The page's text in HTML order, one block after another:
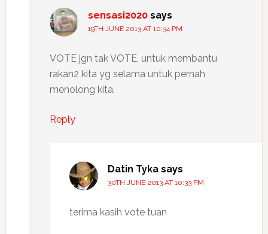
sensasi2020 says
19TH JUNE 2013 AT 10:34 PM
VOTE jgn tak VOTE, untuk membantu
rakan2 kita yg selama untuk pernah
menolong kita.
Reply
Datin Tyka says
30TH JUNE 2013 AT 10:33 PM
terima kasih vote tuan